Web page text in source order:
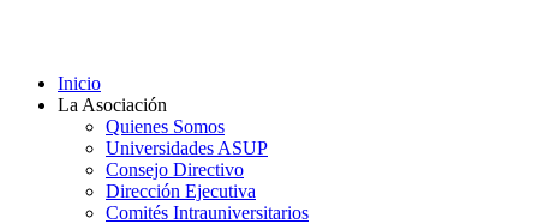
Inicio
La Asociación
Quienes Somos
Universidades ASUP
Consejo Directivo
Dirección Ejecutiva
Comités Intrauniversitarios